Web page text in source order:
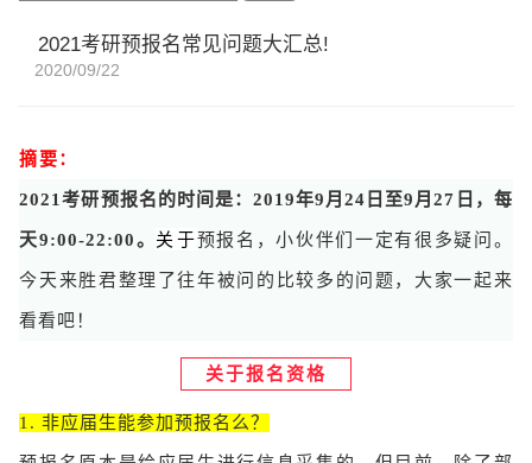
2021考研预报名常见问题大汇总!
2020/09/22
摘要：
2021考研预报名的时间是：2019年9月24日至9月27日，每
天9:00-22:00。 关于预报名，小伙伴们一定有很多疑问。
今天来胜君整理了往年被问的比较多的问题，大家一起来
看看吧！
关于报名资格
1. 非应届生能参加预报名么？